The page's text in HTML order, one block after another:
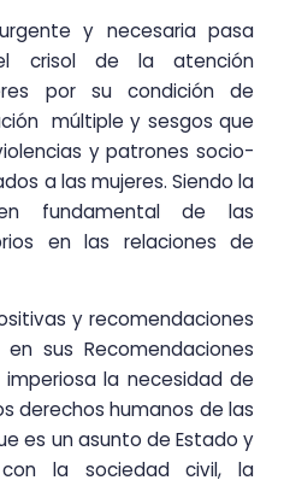
y necesaria pasa
crisol de la atención
por su condición de
múltiple y sesgos que
y patrones socio-
a las mujeres. Siendo la
fundamental de las
en las relaciones de
y recomendaciones
sus Recomendaciones
imperiosa la necesidad de
derechos humanos de las
es un asunto de Estado y
con la sociedad civil, la